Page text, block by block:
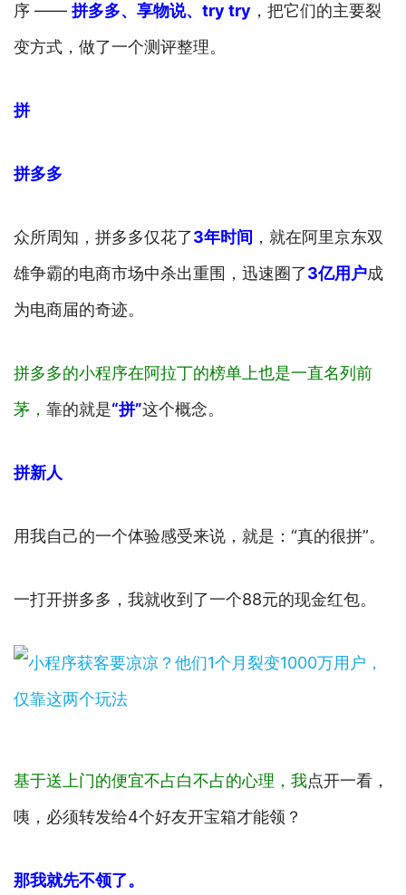
序 —— 拼多多、享物说、try try ，把它们的主要裂
变方式，做了一个测评整理。
拼
拼多多
众所周知，拼多多仅花了3年时间 ，就在阿里京东双
雄争霸的电商市场中杀出重围，迅速圈了3亿用户成
为电商届的奇迹。
拼多多的小程序在阿拉丁的榜单上也是一直名列前
茅， 靠的就是“拼”这个概念。
拼新人
用我自己的一个体验感受来说，就是：“真的很拼”。
一打开拼多多，我就收到了一个88元的现金红包。
基于送上门的便宜不占白不占的心理，我点开一看，
咦，必须转发给4个好友开宝箱才能领？
那我就先不领了。